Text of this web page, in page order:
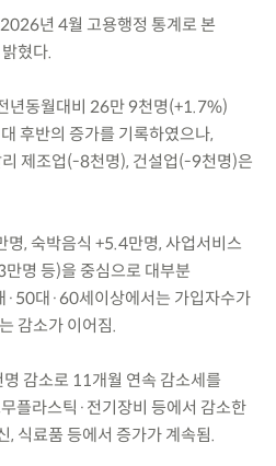
년 4월 고용행정 통계로 본
혔다.
년동월대비 26만 9천명(+1.7%)
후반의 증가를 기록하였으나,
제조업(-8천명), 건설업(-9천명)은
, 숙박음식 +5.4만명, 사업서비스
명 등)을 중심으로 대부분
·50대·60세이상에서는 가입자수가
감소가 이어짐.
감소로 11개월 연속 감소세를
플라스틱·전기장비 등에서 감소한
, 식료품 등에서 증가가 계속됨.